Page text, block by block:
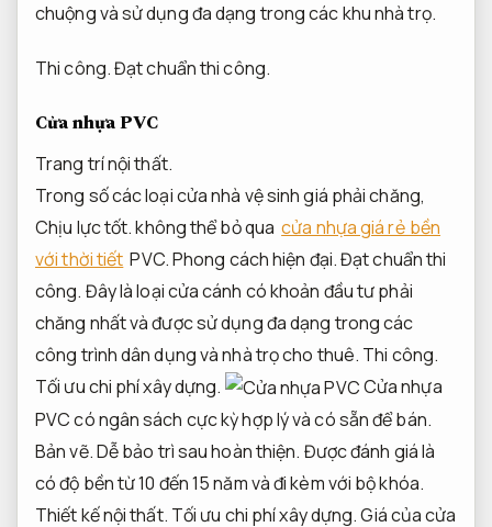
chuộng và sử dụng đa dạng trong các khu nhà trọ.
Thi công.Đạt chuẩn thi công.
Cửa nhựa PVC
Trang trí nội thất.
Trong số các loại cửa nhà vệ sinh giá phải chăng,
Chịu lực tốt.không thể bỏ qua cửa nhựa giá rẻ bền
với thời tiết PVC.Phong cách hiện đại.Đạt chuẩn thi
công. Đây là loại cửa cánh có khoản đầu tư phải
chăng nhất và được sử dụng đa dạng trong các
công trình dân dụng và nhà trọ cho thuê. Thi công.
Tối ưu chi phí xây dựng.
Cửa nhựa
PVC có ngân sách cực kỳ hợp lý và có sẵn để bán.
Bản vẽ.Dễ bảo trì sau hoàn thiện. Được đánh giá là
có độ bền từ 10 đến 15 năm và đi kèm với bộ khóa.
Thiết kế nội thất. Tối ưu chi phí xây dựng.Giá của cửa